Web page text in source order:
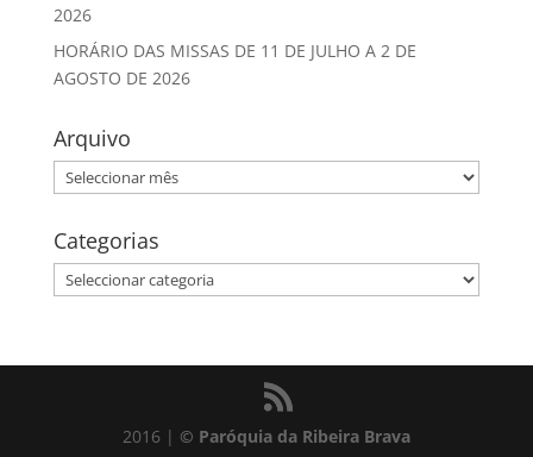
2026
HORÁRIO DAS MISSAS DE 11 DE JULHO A 2 DE
AGOSTO DE 2026
Arquivo
Arquivo
Categorias
Categorias
2016 | © Paróquia da Ribeira Brava